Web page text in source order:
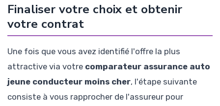
Finaliser votre choix et obtenir
votre contrat
Une fois que vous avez identifié l'offre la plus
attractive via votre comparateur assurance auto
jeune conducteur moins cher, l'étape suivante
consiste à vous rapprocher de l'assureur pour